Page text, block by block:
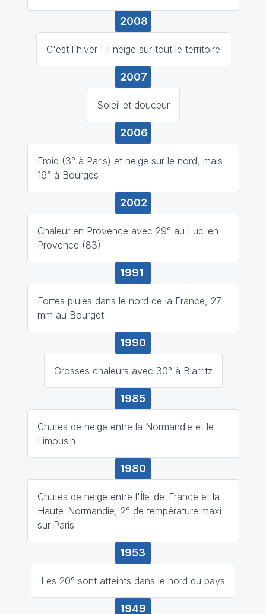
2008
C'est l'hiver ! Il neige sur tout le territoire
2007
Soleil et douceur
2006
Froid (3° à Paris) et neige sur le nord, mais
16° à Bourges
2002
Chaleur en Provence avec 29° au Luc-en-
Provence (83)
1991
Fortes pluies dans le nord de la France, 27
mm au Bourget
1990
Grosses chaleurs avec 30° à Biarritz
1985
Chutes de neige entre la Normandie et le
Limousin
1980
Chutes de neige entre l'Île-de-France et la
Haute-Normandie, 2° de température maxi
sur Paris
1953
Les 20° sont atteints dans le nord du pays
1949